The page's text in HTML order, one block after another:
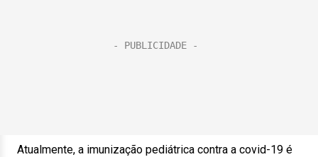
Atualmente, a imunização pediátrica contra a covid-19 é